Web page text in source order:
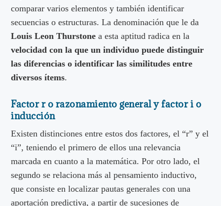
comparar varios elementos y también identificar
secuencias o estructuras. La denominación que le da
Louis Leon Thurstonea esta aptitud radica en la
velocidad con la que un individuo puede distinguir
las diferencias o identificar las similitudes entre
diversos ítems.
Factor r o razonamiento general y factor i o
inducción
Existen distinciones entre estos dos factores, el “r” y el
“i”, teniendo el primero de ellos una relevancia
marcada en cuanto a la matemática. Por otro lado, el
segundo se relaciona más al pensamiento inductivo,
que consiste en localizar pautas generales con una
aportación predictiva, a partir de sucesiones de